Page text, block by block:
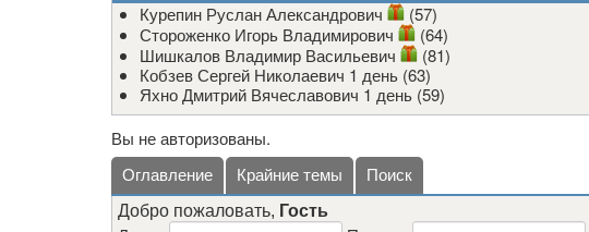
Курепин Руслан Александрович
(57)
Стороженко Игорь Владимирович
(64)
Шишкалов Владимир Васильевич
(81)
Кобзев Сергей Николаевич 1 день (63)
Яхно Дмитрий Вячеславович 1 день (59)
Вы не авторизованы.
Оглавление Крайние темы
Поиск
Добро пожаловать, Гость